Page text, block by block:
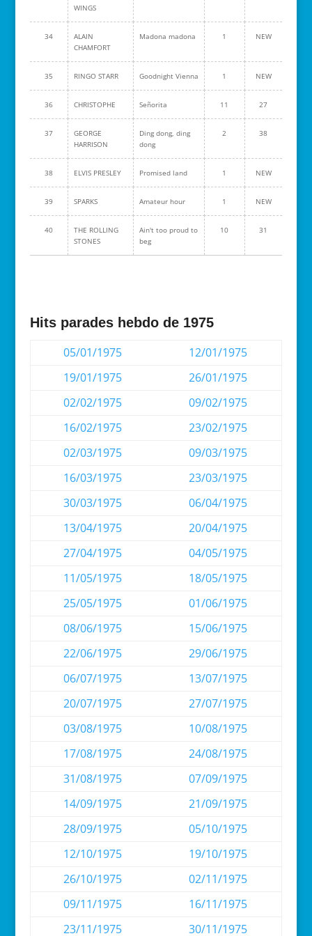
WINGS
34
ALAIN
CHAMFORT
Madona madona 1 NEW
35 RINGO STARR Goodnight Vienna 1 NEW
36 CHRISTOPHE Señorita 11 27
37
GEORGE
HARRISON
Ding dong, ding
dong
2 38
38 ELVIS PRESLEY Promised land 1 NEW
39 SPARKS Amateur hour 1 NEW
40
THE ROLLING
STONES
Ain't too proud to
beg
10 31
Hits parades hebdo de 1975
05/01/1975
12/01/1975
19/01/1975
26/01/1975
02/02/1975
09/02/1975
16/02/1975
23/02/1975
02/03/1975
09/03/1975
16/03/1975
23/03/1975
30/03/1975
06/04/1975
13/04/1975
20/04/1975
27/04/1975
04/05/1975
11/05/1975
18/05/1975
25/05/1975
01/06/1975
08/06/1975
15/06/1975
22/06/1975
29/06/1975
06/07/1975
13/07/1975
20/07/1975
27/07/1975
03/08/1975
10/08/1975
17/08/1975
24/08/1975
31/08/1975
07/09/1975
14/09/1975
21/09/1975
28/09/1975
05/10/1975
12/10/1975
19/10/1975
26/10/1975
02/11/1975
09/11/1975
16/11/1975
23/11/1975
30/11/1975